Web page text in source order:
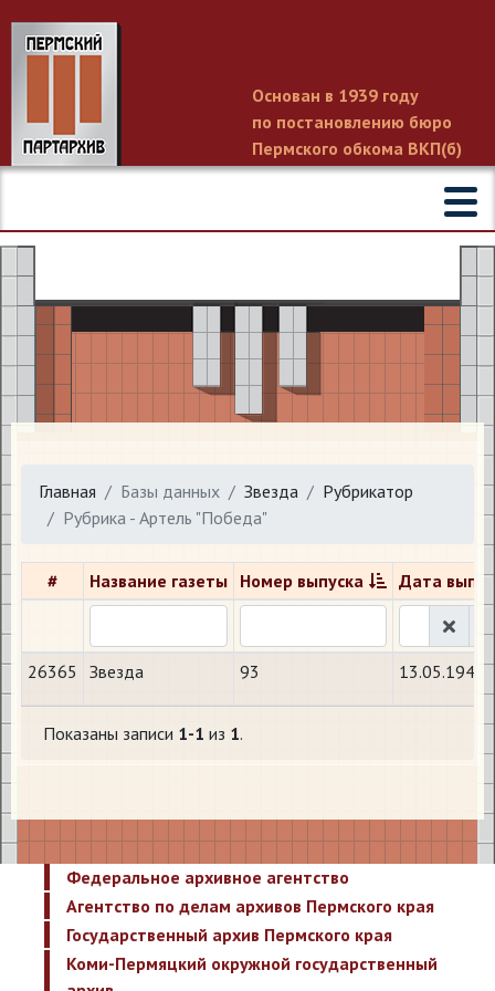
Основан в 1939 году
по постановлению бюро
Пермского обкома ВКП(б)
Главная Базы данных Звезда
Рубрикатор
Рубрика - Артель "Победа"
# Название газеты Номер выпуска Дата
26365 Звезда 93 13.05.1944
Показаны записи 1-1 из 1.
Федеральное архивное агентство
Агентство по делам архивов Пермского края
Государственный архив Пермского края
Коми-Пермяцкий окружной государственный